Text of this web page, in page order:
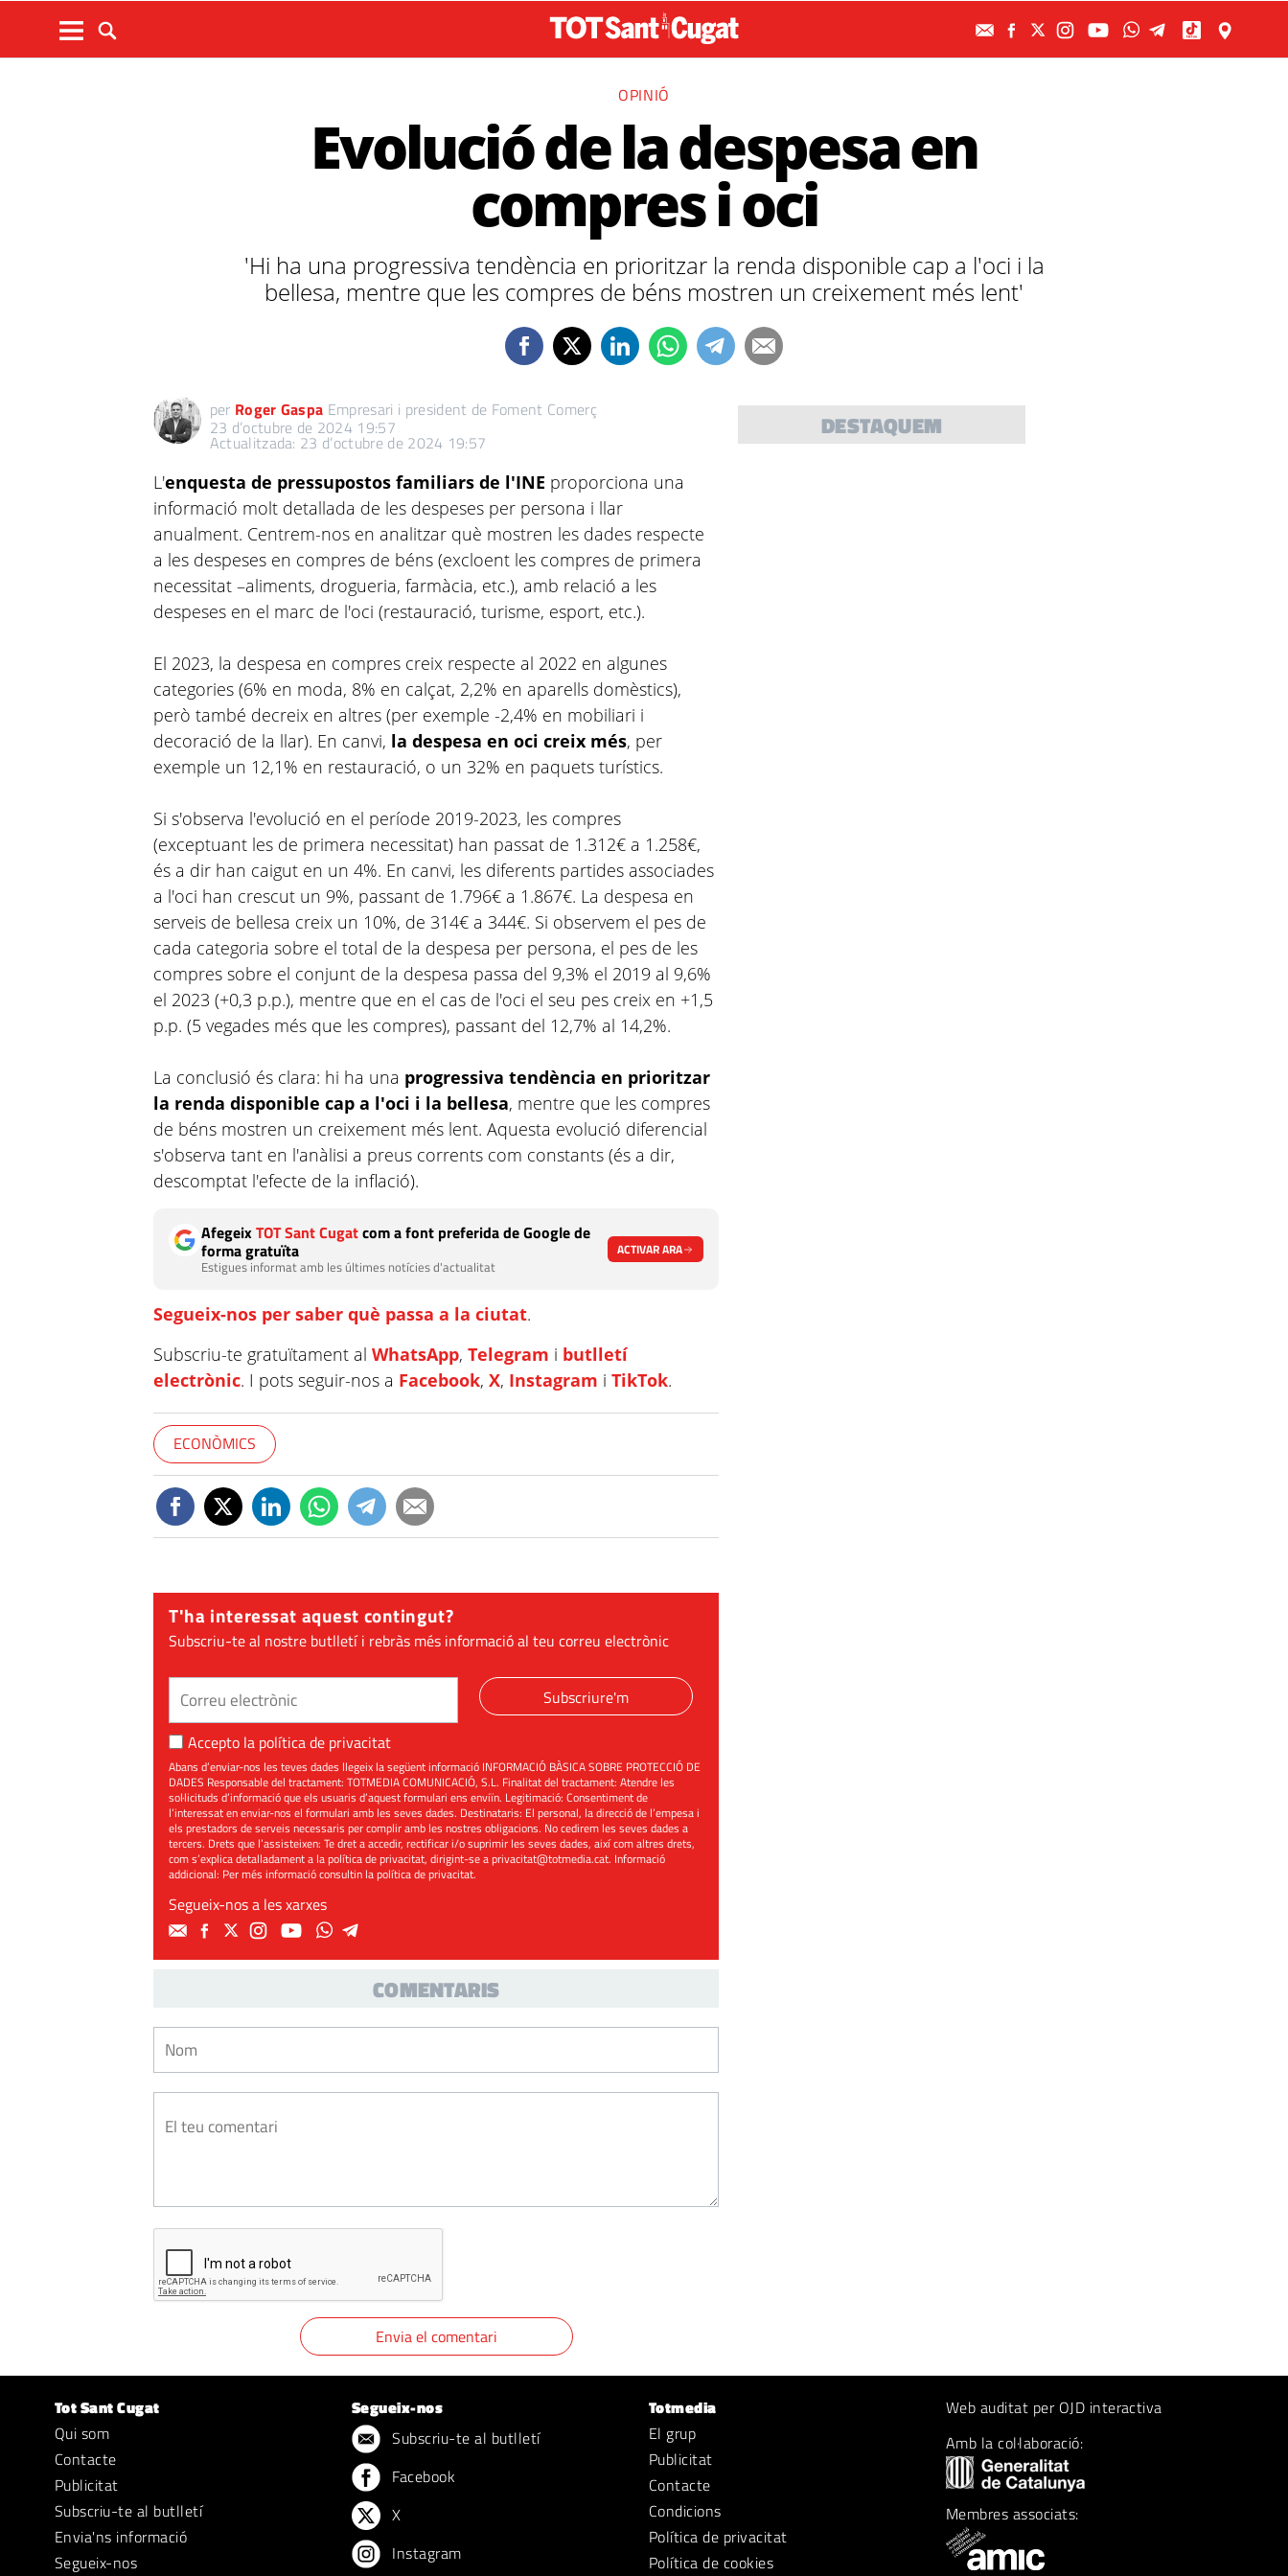
OPINIÓ
Evolució de la despesa en
compres i oci
'Hi ha una progressiva tendència en prioritzar la renda disponible cap a l'oci i la
bellesa, mentre que les compres de béns mostren un creixement més lent'
per Roger Gaspa Empresari i president de Foment Comerç
23 d’octubre de 2024 19:57
Actualitzada: 23 d’octubre de 2024 19:57
L'enquesta de pressupostos familiars de l'INE proporciona una
informació molt detallada de les despeses per persona i llar
anualment. Centrem-nos en analitzar què mostren les dades respecte
a les despeses en compres de béns (excloent les compres de primera
necessitat –aliments, drogueria, farmàcia, etc.), amb relació a les
despeses en el marc de l'oci (restauració, turisme, esport, etc.).
El 2023, la despesa en compres creix respecte al 2022 en algunes
categories (6% en moda, 8% en calçat, 2,2% en aparells domèstics),
però també decreix en altres (per exemple -2,4% en mobiliari i
decoració de la llar). En canvi, la despesa en oci creix més, per
exemple un 12,1% en restauració, o un 32% en paquets turístics.
Si s'observa l'evolució en el període 2019-2023, les compres
(exceptuant les de primera necessitat) han passat de 1.312€ a 1.258€,
és a dir han caigut en un 4%. En canvi, les diferents partides associades
a l'oci han crescut un 9%, passant de 1.796€ a 1.867€. La despesa en
serveis de bellesa creix un 10%, de 314€ a 344€. Si observem el pes de
cada categoria sobre el total de la despesa per persona, el pes de les
compres sobre el conjunt de la despesa passa del 9,3% el 2019 al 9,6%
el 2023 (+0,3 p.p.), mentre que en el cas de l'oci el seu pes creix en +1,5
p.p. (5 vegades més que les compres), passant del 12,7% al 14,2%.
La conclusió és clara: hi ha una progressiva tendència en prioritzar
la renda disponible cap a l'oci i la bellesa, mentre que les compres
de béns mostren un creixement més lent. Aquesta evolució diferencial
s'observa tant en l'anàlisi a preus corrents com constants (és a dir,
descomptat l'efecte de la inflació).
AfegeixTOT Sant Cugatcom a font preferida de Google de
forma gratuïta
Estigues informat amb les últimes notícies d'actualitat
ACTIVAR ARA
Segueix-nos per saber què passa a la ciutat.
Subscriu-te gratuïtament alWhatsApp,Telegram i butlletí
electrònic. I pots seguir-nos a Facebook,X, Instagram iTikTok.
ECONÒMICS
T'ha interessat aquest contingut?
Subscriu-te al nostre butlletí i rebràs més informació al teu correu electrònic
Subscriure'm
Accepto la política de privacitat
Abans d’enviar-nos les teves dades llegeix la següent informació INFORMACIÓ BÀSICA SOBRE PROTECCIÓ DE
DADES Responsable del tractament: TOTMEDIA COMUNICACIÓ, S.L. Finalitat del tractament: Atendre les
sol·licituds d’informació que els usuaris d’aquest formulari ens enviïn. Legitimació: Consentiment de
l’interessat en enviar-nos el formulari amb les seves dades. Destinataris: El personal, la direcció de l’empesa i
els prestadors de serveis necessaris per complir amb les nostres obligacions. No cedirem les seves dades a
tercers. Drets que l’assisteixen: Te dret a accedir, rectificar i/o suprimir les seves dades, així com altres drets,
com s’explica detalladament a la política de privacitat, dirigint-se aprivacitat@totmedia.cat. Informació
addicional: Per més informació consultin lapolítica de privacitat.
Segueix-nos a les xarxes
COMENTARIS
DESTAQUEM
Tot Sant Cugat
Qui som
Contacte
Publicitat
Subscriu-te al butlletí
Envia'ns informació
Segueix-nos
Segueix-nos
Subscriu-te al butlletí
Facebook
X
Instagram
Totmedia
El grup
Publicitat
Contacte
Condicions
Política de privacitat
Política de cookies
Web auditat per OJD interactiva
Amb la col·laboració:
Membres associats: